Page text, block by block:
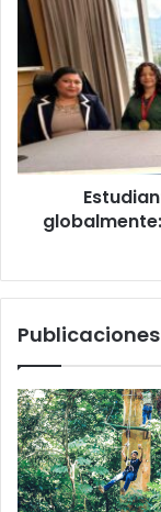
salvadoreños
destacan
globalmente:
¡Bronce
en
competencia
TIC
de